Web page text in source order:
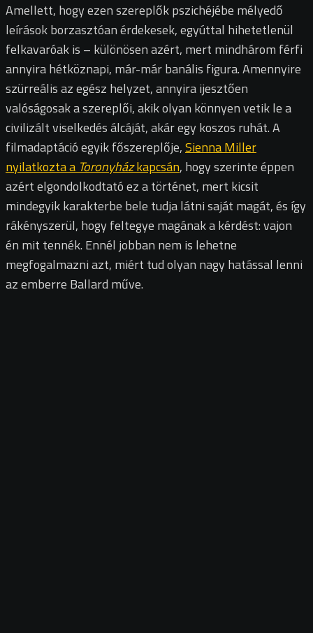
Amellett, hogy ezen szereplők pszichéjébe mélyedő
leírások borzasztóan érdekesek, egyúttal hihetetlenül
felkavaróak is – különösen azért, mert mindhárom férfi
annyira hétköznapi, már-már banális figura. Amennyire
szürreális az egész helyzet, annyira ijesztően
valóságosak a szereplői, akik olyan könnyen vetik le a
civilizált viselkedés álcáját, akár egy koszos ruhát. A
filmadaptáció egyik főszereplője,Sienna Miller
nyilatkozta a Toronyházkapcsán, hogy szerinte éppen
azért elgondolkodtató ez a történet, mert kicsit
mindegyik karakterbe bele tudja látni saját magát, és így
rákényszerül, hogy feltegye magának a kérdést: vajon
én mit tennék. Ennél jobban nem is lehetne
megfogalmazni azt, miért tud olyan nagy hatással lenni
az emberre Ballard műve.